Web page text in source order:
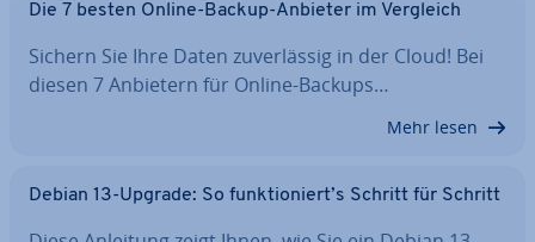
Die 7 besten Online-Backup-Anbieter im Vergleich
Sichern Sie Ihre Daten zu­ver­läs­sig in der Cloud! Bei
diesen 7 Anbietern für Online-Backups…
Mehr lesen
Debian 13-Upgrade: So funk­tio­niert’s Schritt für Schritt